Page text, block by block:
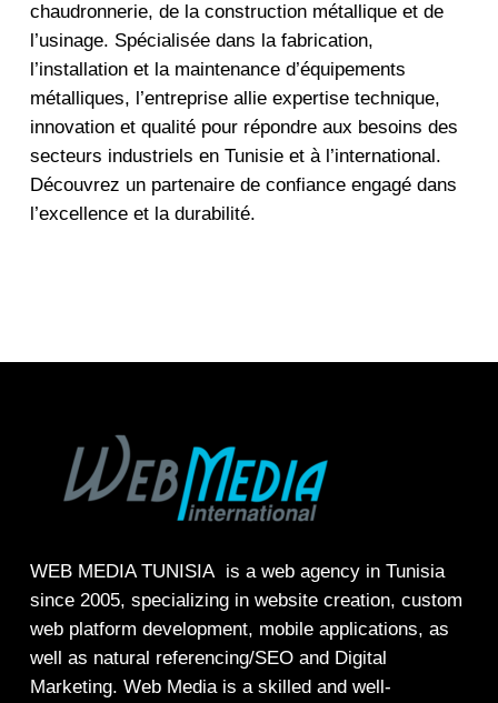
chaudronnerie, de la construction métallique et de
l’usinage. Spécialisée dans la fabrication,
l’installation et la maintenance d’équipements
métalliques, l’entreprise allie expertise technique,
innovation et qualité pour répondre aux besoins des
secteurs industriels en Tunisie et à l’international.
Découvrez un partenaire de confiance engagé dans
l’excellence et la durabilité.
WEB MEDIA TUNISIA is a web agency in Tunisia
since 2005, specializing in website creation, custom
web platform development, mobile applications, as
well as natural referencing/SEOand Digital
Marketing. Web Media is a skilled and well-